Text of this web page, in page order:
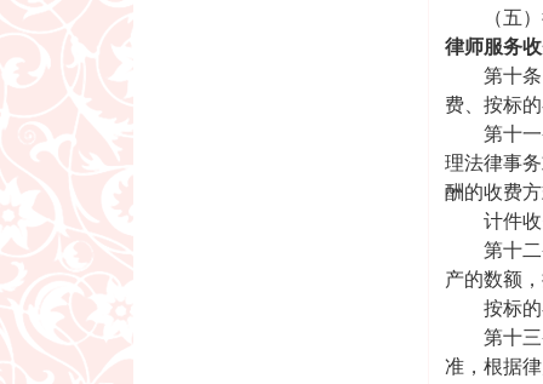
（五）
律师服务
第十条
费、按标
第十一条
理法律事
酬的收费
计件收费
第十二条
产的数额
按标的额
第十三条
准，根据